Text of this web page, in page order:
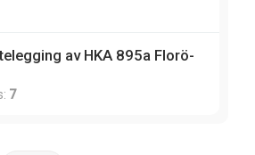
av HKA 895a Florö-
7